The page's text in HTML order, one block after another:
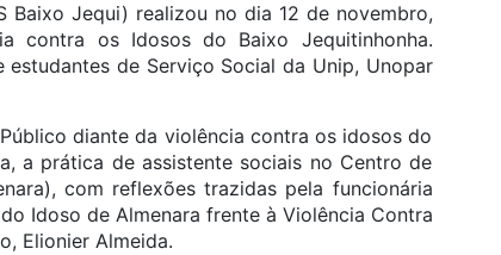
Baixo Jequi) realizou no dia 12 de novembro,
contra os Idosos do Baixo Jequitinhonha.
de Serviço Social da Unip, Unopar
diante da violência contra os idosos do
a prática de assistente sociais no Centro de
com reflexões trazidas pela funcionária
Idoso de Almenara frente à Violência Contra
Elionier Almeida.